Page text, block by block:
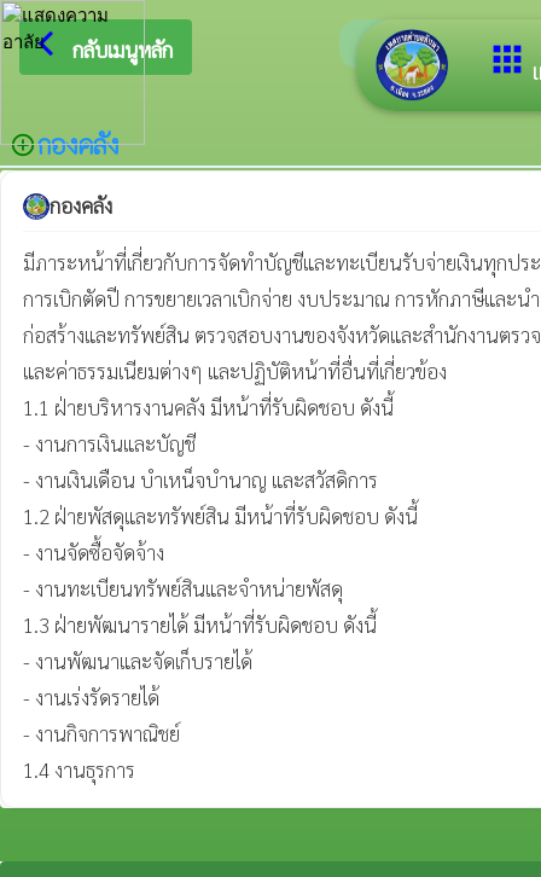
apps
arrow_back_ios กลับเมนูหลัก ยินดีต้
add_circle_outlineกองคลัง
กองคลัง
มีภาระหน้าที่เกี่ยวกับการจัดทำบัญชีและทะเบียนรับจ่ายเงินทุกประเ
การเบิกตัดปี การขยายเวลาเบิกจ่าย งบประมาณ การหักภาษีและน
ก่อสร้างและทรัพย์สิน ตรวจสอบงานของจังหวัดและสำนักงานตรว
และค่าธรรมเนียมต่างๆ และปฏิบัติหน้าที่อื่นที่เกี่ยวข้อง
1.1 ฝ่ายบริหารงานคลัง มีหน้าที่รับผิดชอบ ดังนี้
- งานการเงินและบัญชี
- งานเงินเดือน บำเหน็จบำนาญ และสวัสดิการ
1.2 ฝ่ายพัสดุและทรัพย์สิน มีหน้าที่รับผิดชอบ ดังนี้
- งานจัดซื้อจัดจ้าง
- งานทะเบียนทรัพย์สินและจำหน่ายพัสดุ
1.3 ฝ่ายพัฒนารายได้ มีหน้าที่รับผิดชอบ ดังนี้
- งานพัฒนาและจัดเก็บรายได้
- งานเร่งรัดรายได้
- งานกิจการพาณิชย์
1.4 งานธุรการ